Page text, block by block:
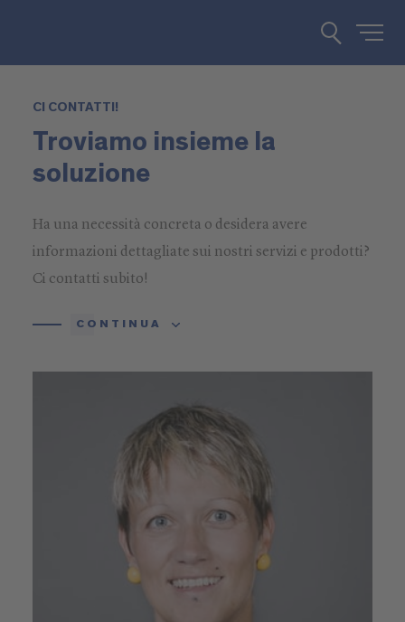
CI CONTATTI!
Troviamo insieme la
soluzione
Ha una necessità concreta o desidera avere
informazioni dettagliate sui nostri servizi e prodotti?
Ci contatti subito!
CONTINUA